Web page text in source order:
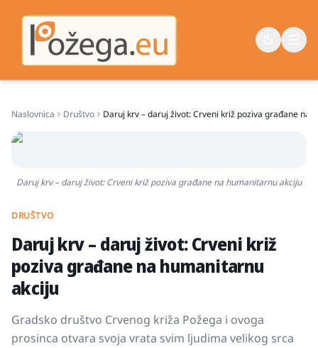
Život
Naslovnica Društvo Daruj krv – daruj život: Crveni križ poziva građane na
Daruj krv – daruj život: Crveni križ poziva građane na humanitarnu akciju
DRUŠTVO
Daruj krv – daruj život: Crveni križ
poziva građane na humanitarnu
akciju
Gradsko društvo Crvenog križa Požega i ovoga
prosinca otvara svoja vrata svim ljudima velikog srca